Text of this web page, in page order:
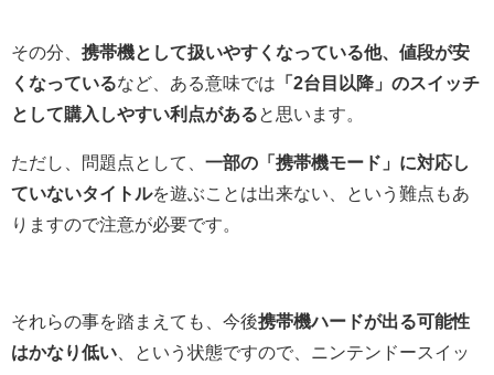
その分、 携帯機として扱いやすくなっている他、値段が安
くなっているなど、ある意味では 「2台目以降」のスイッチ
として購入しやすい利点があると思います。
ただし、問題点として、 一部の「携帯機モード」に対応し
ていないタイトルを遊ぶことは出来ない、という難点もあ
りますので注意が必要です。
それらの事を踏まえても、今後携帯機ハードが出る可能性
はかなり低い 、という状態ですので、ニンテンドースイッ